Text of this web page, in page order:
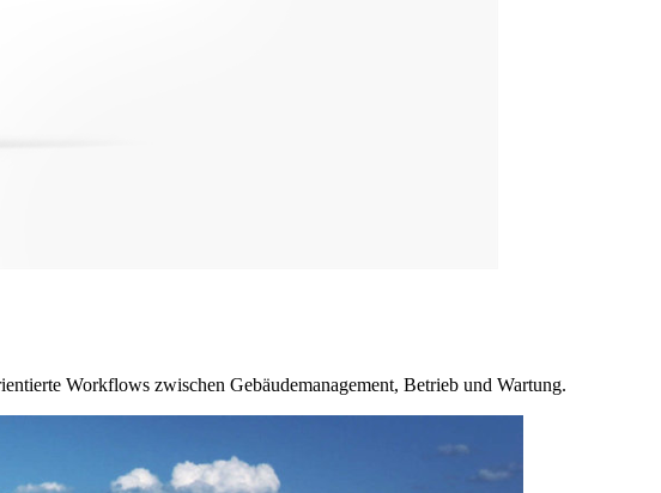
Workflows zwischen Gebäudemanagement, Betrieb und Wartung.